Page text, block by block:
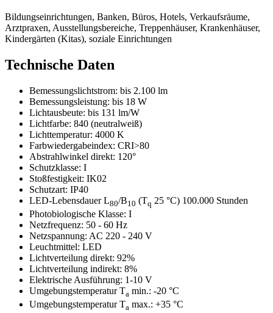
Bildungseinrichtungen, Banken, Büros, Hotels, Verkaufsräume,
Arztpraxen, Ausstellungsbereiche, Treppenhäuser, Krankenhäuser,
Kindergärten (Kitas), soziale Einrichtungen
Technische Daten
Bemessungslichtstrom: bis 2.100 lm
Bemessungsleistung: bis 18 W
Lichtausbeute: bis 131 lm/W
Lichtfarbe: 840 (neutralweiß)
Lichttemperatur: 4000 K
Farbwiedergabeindex: CRI>80
Abstrahlwinkel direkt: 120°
Schutzklasse: I
Stoßfestigkeit: IK02
Schutzart: IP40
LED-Lebensdauer L80/B10 (Tq 25 °C) 100.000 Stunden
Photobiologische Klasse: I
Netzfrequenz: 50 - 60 Hz
Netzspannung: AC 220 - 240 V
Leuchtmittel: LED
Lichtverteilung direkt: 92%
Lichtverteilung indirekt: 8%
Elektrische Ausführung: 1-10 V
Umgebungstemperatur Ta min.: -20 °C
Umgebungstemperatur Ta max.: +35 °C